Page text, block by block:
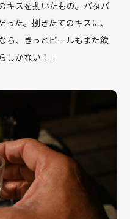
キスを捌いたもの。バタバ
た。捌きたてのキスに、
ら、きっとビールもまた飲
かない！」